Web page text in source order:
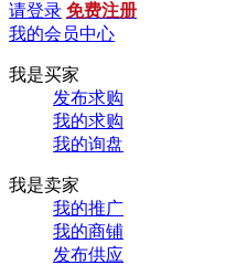
请登录 免费注册
我的会员中心
我是买家
发布求购
我的求购
我的询盘
我是卖家
我的推广
我的商铺
发布供应